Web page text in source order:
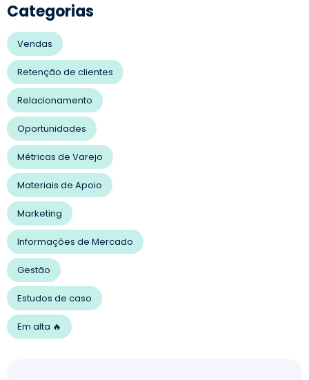
Categorias
Vendas
Retenção de clientes
Relacionamento
Oportunidades
Métricas de Varejo
Materiais de Apoio
Marketing
Informações de Mercado
Gestão
Estudos de caso
Em alta 🔥